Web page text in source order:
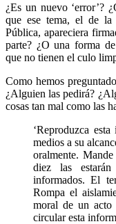
¿Es un nuevo ‘error’?
que ese tema, el de
Pública, apareciera
parte? ¿O una forma
que no tienen el culo
Como hemos
¿Alguien las pedirá?
cosas tan mal como las
‘Reproduzca
medios a su
oralmente.
diez las estarán
informados. El
Rompa el
moral de un acto
circular esta